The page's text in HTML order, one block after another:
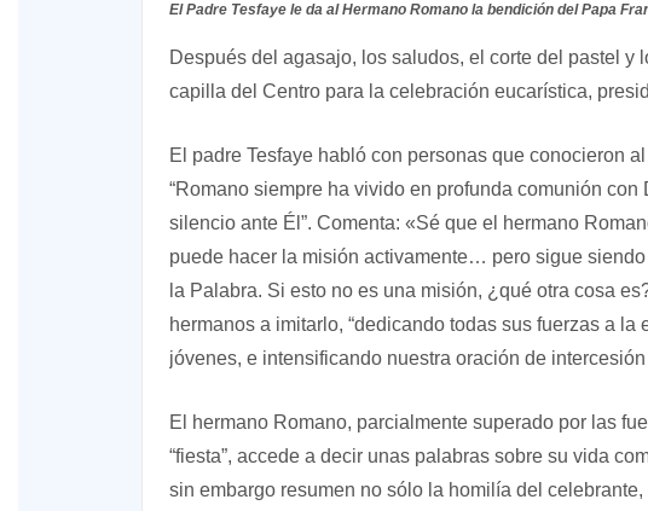
El Padre Tesfaye le da al Hermano Romano la bendición del Papa
Después del agasajo, los saludos, el corte del pastel y
capilla del Centro para la celebración eucarística,
El padre Tesfaye habló con personas que conocieron
“Romano siempre ha vivido en profunda comunión
silencio ante Él”. Comenta: «Sé que el hermano
puede hacer la misión activamente… pero sigue
la Palabra. Si esto no es una misión, ¿qué otra cosa
hermanos a imitarlo, “dedicando todas sus fuerzas a
jóvenes, e intensificando nuestra oración de
El hermano Romano, parcialmente superado por las
“fiesta”, accede a decir unas palabras sobre su vida
sin embargo resumen no sólo la homilía del